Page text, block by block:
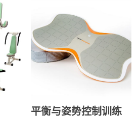
平衡与姿势控制训练